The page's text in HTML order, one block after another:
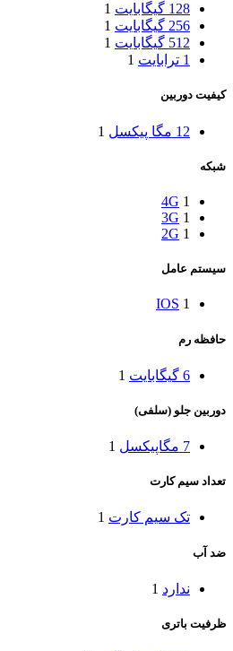
128 گیگابایت
1
256 گیگابایت
1
512 گیگابایت
1
1 ترابایت
1
کیفیت دوربین
12 مگا پیکسل 1
شبکه
4G 1
3G 1
2G 1
سیستم عامل
IOS 1
حافظه رم
6 گیگابایت 1
دوربین جلو (سلفی)
7 مگاپیکسل 1
تعداد سیم کارت
تک سیم کارت 1
ضد آب
ندارد 1
ظرفیت باتری